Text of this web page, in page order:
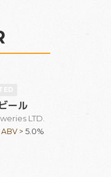
ール
LTD.
ABV > 5.0%